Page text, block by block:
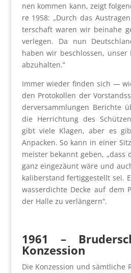
nen kom­men kann, zeigt
re 1958: „Durch das
ter­schaft waren wir bei­na­he
ver­le­gen. Da nun
haben wir beschlos­sen, unser
abzu­hal­ten.”
Immer wie­der fin­den sich —
den Pro­to­kol­len der
der­ver­samm­lun­gen Berich­te
die Her­rich­tung des
gibt vie­le Kla­gen, aber es
Anpa­cken. So kann in einer
meis­ter bekannt geben, „dass
ganz ein­ge­zäunt wäre und
ka­li­ber­stand fer­tig­ge­stellt sei.
was­ser­dich­te Decke auf dem
der Hal­le zu ver­län­gern“.
1961 –
Kon­zes­si­on
Die Kon­zes­si­on und sämt­li­che